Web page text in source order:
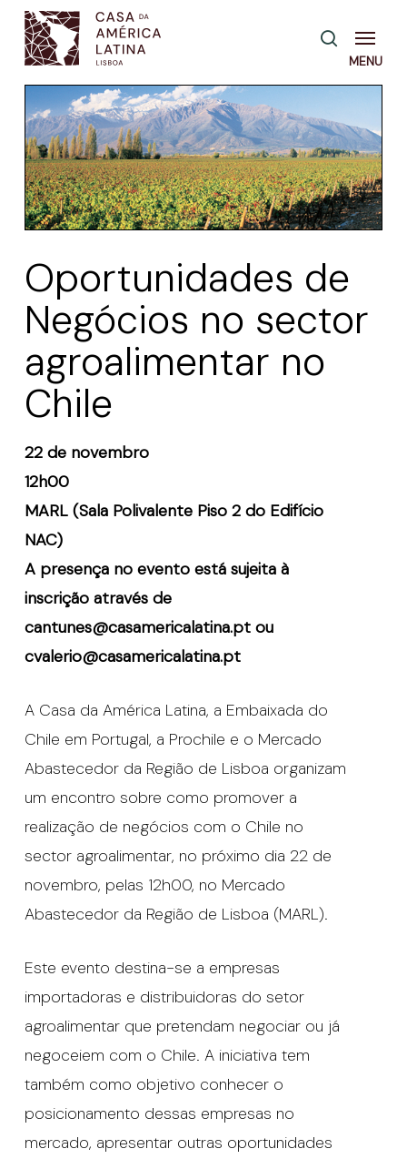
Skip
main
content
pesquisa
Menu
Oportunidades de
Negócios no sector
agroalimentar no
Chile
22 de novembro
12h00
MARL (Sala Polivalente Piso 2 do Edifício
NAC)
A presença no evento está sujeita à
inscrição através de
cantunes@casamericalatina.pt ou
cvalerio@casamericalatina.pt
A Casa da América Latina, a Embaixada do
Chile em Portugal, a Prochile e o Mercado
Abastecedor da Região de Lisboa organizam
um encontro sobre como promover a
realização de negócios com o Chile no
sector agroalimentar, no próximo dia 22 de
novembro, pelas 12h00, no Mercado
Abastecedor da Região de Lisboa (MARL).
Este evento destina-se a empresas
importadoras e distribuidoras do setor
agroalimentar que pretendam negociar ou já
negoceiem com o Chile. A iniciativa tem
também como objetivo conhecer o
posicionamento dessas empresas no
mercado, apresentar outras oportunidades